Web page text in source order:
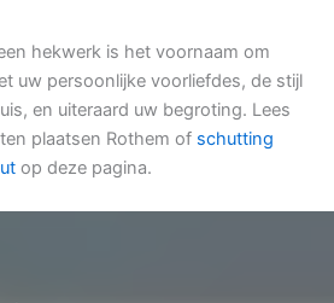
hekwerk is het voornaam om
uw persoonlijke voorliefdes, de stijl
en uiteraard uw begroting. Lees
plaatsen Rothem of schutting
op deze pagina.